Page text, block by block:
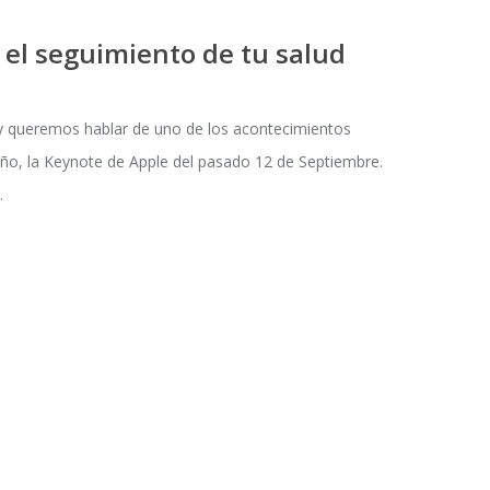
seguimiento de tu salud
hablar de uno de los acontecimientos
la Keynote de Apple del pasado 12 de Septiembre.